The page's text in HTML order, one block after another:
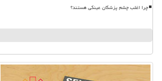
چرا اغلب چشم پزشکان عینکی هستند؟